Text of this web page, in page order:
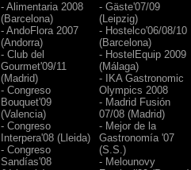
- Alimentaria 2008
(Barcelona)
- AndoFlora 2007
(Andorra)
- Club del
Gourmet'09/11
(Madrid)
- Congreso
Bouquet'09
(Valencia)
- Congreso
Interpera'08 (Lleida)
- Congreso
Sandías'08
- Gäste'07/09
(Leipzig)
- Hostelco'06/08/10
(Barcelona)
- HostelEquip 2009
(Málaga)
- IKA Gastronomic
Olympics 2008
- Madrid Fusión
07/08 (Madrid)
- Mejor de la
Gastronomía '07
(S.S.)
- Melounovy